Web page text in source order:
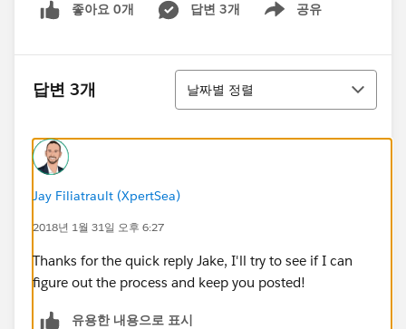
좋아요 0개 답변 3개 공유
Show menu
답변 3개
정렬
날짜별 정렬
Jay Filiatrault (XpertSea)
2018년 1월 31일 오후 6:27
Thanks for the quick reply Jake, I'll try to see if I can
figure out the process and keep you posted!
유용한 내용으로 표시